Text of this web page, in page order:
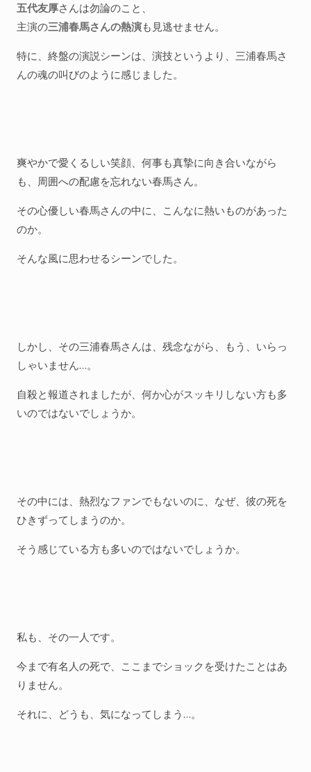
五代友厚さんは勿論のこと、
主演の三浦春馬さんの熱演も見逃せません。
特に、終盤の演説シーンは、演技というより、三浦春馬さ
んの魂の叫びのように感じました。
爽やかで愛くるしい笑顔、何事も真摯に向き合いながら
も、周囲への配慮を忘れない春馬さん。
その心優しい春馬さんの中に、こんなに熱いものがあった
のか。
そんな風に思わせるシーンでした。
しかし、その三浦春馬さんは、残念ながら、もう、いらっ
しゃいません…。
自殺と報道されましたが、何か心がスッキリしない方も多
いのではないでしょうか。
その中には、熱烈なファンでもないのに、なぜ、彼の死を
ひきずってしまうのか。
そう感じている方も多いのではないでしょうか。
私も、その一人です。
今まで有名人の死で、ここまでショックを受けたことはあ
りません。
それに、どうも、気になってしまう…。